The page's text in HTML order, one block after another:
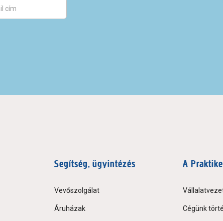
Segítség, ügyintézés
Vevőszolgálat
Áruházak
A
Cégünk